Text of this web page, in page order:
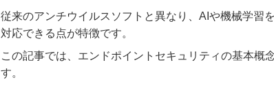
従来のアンチウイルスソフトと異なり、AIや機械学習
対応できる点が特徴です。
この記事では、エンドポイントセキュリティの基本概
す。